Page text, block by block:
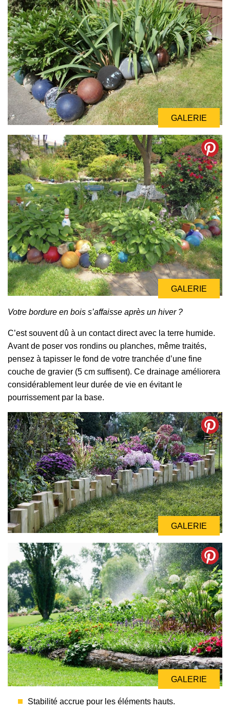
GALERIE
GALERIE
Votre bordure en bois s’affaisse après un hiver ?
C’est souvent dû à un contact direct avec la terre humide.
Avant de poser vos rondins ou planches, même traités,
pensez à tapisser le fond de votre tranchée d’une fine
couche de gravier (5 cm suffisent). Ce drainage améliorera
considérablement leur durée de vie en évitant le
pourrissement par la base.
GALERIE
GALERIE
Stabilité accrue pour les éléments hauts.